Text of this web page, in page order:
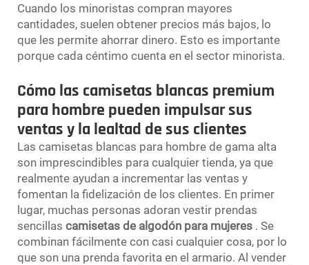
Cuando los minoristas compran mayores
cantidades, suelen obtener precios más bajos, lo
que les permite ahorrar dinero. Esto es importante
porque cada céntimo cuenta en el sector minorista.
Cómo las camisetas blancas premium
para hombre pueden impulsar sus
ventas y la lealtad de sus clientes
Las camisetas blancas para hombre de gama alta
son imprescindibles para cualquier tienda, ya que
realmente ayudan a incrementar las ventas y
fomentan la fidelización de los clientes. En primer
lugar, muchas personas adoran vestir prendas
sencillas camisetas de algodón para mujeres . Se
combinan fácilmente con casi cualquier cosa, por lo
que son una prenda favorita en el armario. Al vender